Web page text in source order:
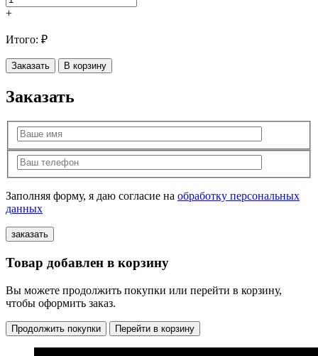
+
Итого: ₽
Заказать В корзину
Заказать
Заполняя форму, я даю согласие на обработку персональных
данных
Товар добавлен в корзину
Вы можете продолжить покупки или перейти в корзину,
чтобы оформить заказ.
Продолжить покупки Перейти в корзину